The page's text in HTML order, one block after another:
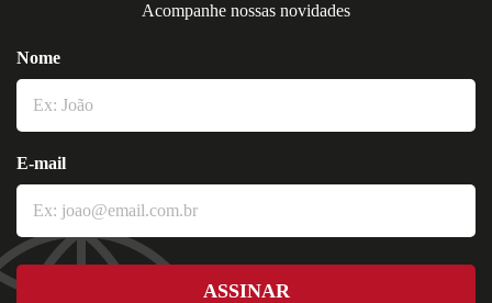
Acompanhe nossas novidades
Nome
E-mail
ASSINAR